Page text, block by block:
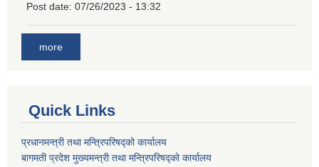
Post date: 07/26/2023 - 13:32
more
Quick Links
प्रधानमन्त्री तथा मन्त्रिपरिषद्को कार्यालय
बागमती प्रदेश मुख्यमन्त्री तथा मन्त्रिपरिषद्को कार्यालय